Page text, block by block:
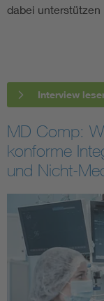
dabei unterstützen
Interview
MD Comp:
konforme
und Nicht-